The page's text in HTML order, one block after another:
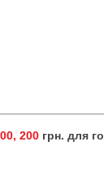
200 грн. для